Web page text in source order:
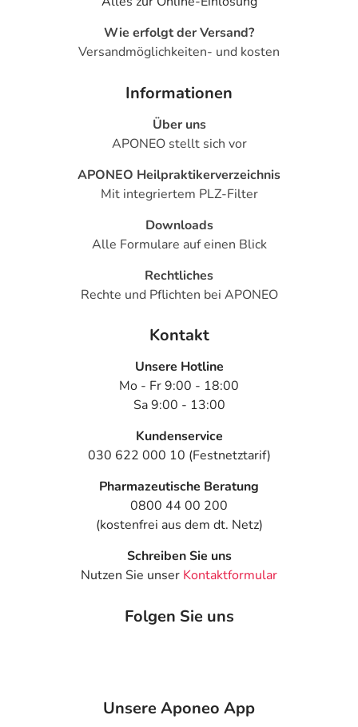
Wie erfolgt der Versand?
Versandmöglichkeiten- und kosten
Informationen
Über uns
APONEO stellt sich vor
APONEO Heilpraktikerverzeichnis
Mit integriertem PLZ-Filter
Downloads
Alle Formulare auf einen Blick
Rechtliches
Rechte und Pflichten bei APONEO
Kontakt
Unsere Hotline
Mo - Fr 9:00 - 18:00
Sa 9:00 - 13:00
Kundenservice
030 622 000 10 (Festnetztarif)
Pharmazeutische Beratung
0800 44 00 200
(kostenfrei aus dem dt. Netz)
Schreiben Sie uns
Nutzen Sie unser Kontaktformular
Folgen Sie uns
Unsere Aponeo App